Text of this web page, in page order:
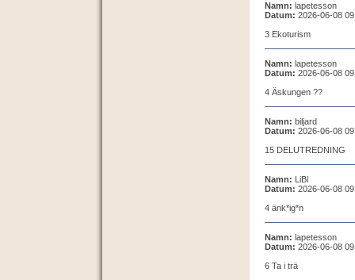
Namn: lapetesson
Datum: 2026-06-08
3 Ekoturism
Namn: lapetesson
Datum: 2026-06-08
4 Äskungen ??
Namn: biljard
Datum: 2026-06-08
15 DELUTREDNING
Namn: LiBl
Datum: 2026-06-08
4 änk*ig*n
Namn: lapetesson
Datum: 2026-06-08
6 Ta i trä